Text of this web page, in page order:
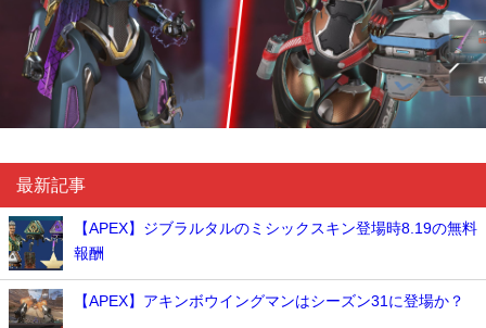
最新記事
【APEX】ジブラルタルのミシックスキン登場時8.19の無料
報酬
【APEX】アキンボウイングマンはシーズン31に登場か？